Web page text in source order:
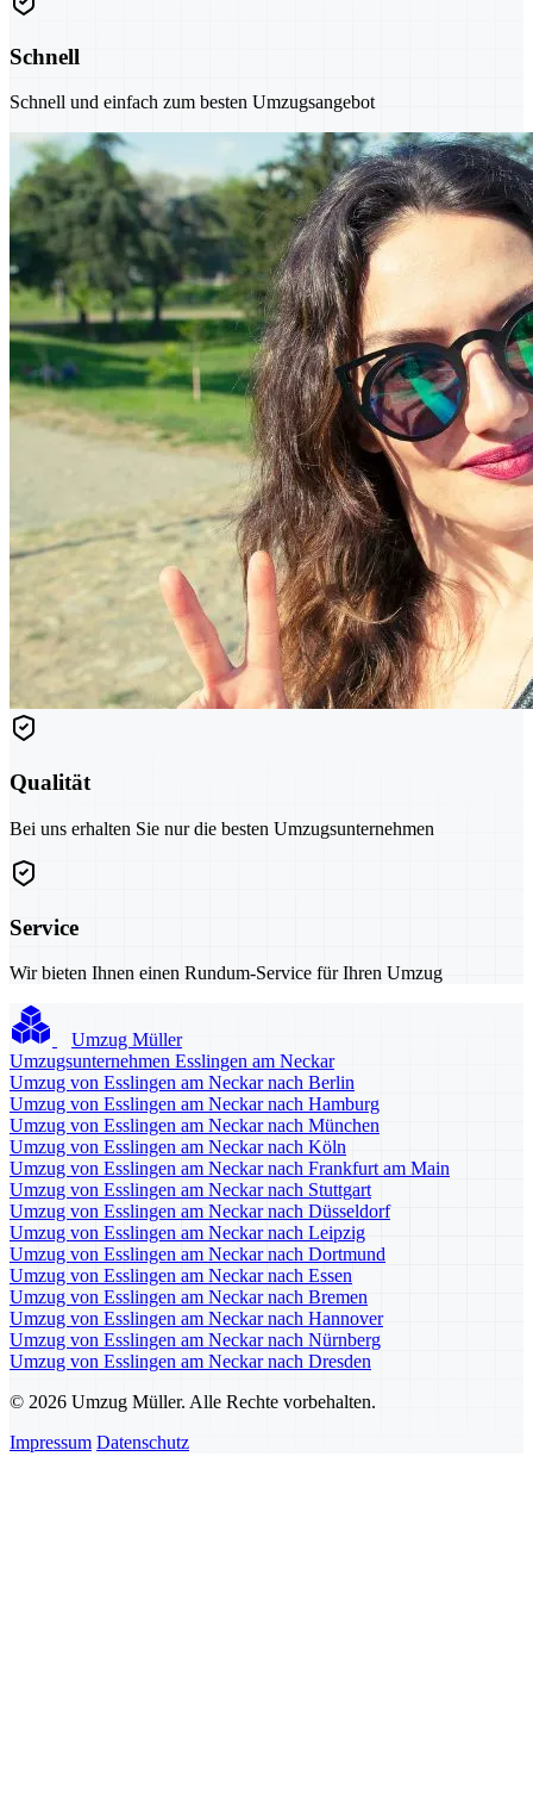
Schnell
Schnell und einfach zum besten Umzugsangebot
Qualität
Bei uns erhalten Sie nur die besten Umzugsunternehmen
Service
Wir bieten Ihnen einen Rundum-Service für Ihren Umzug
Umzug Müller
Umzugsunternehmen Esslingen am Neckar
Umzug von Esslingen am Neckar nach Berlin
Umzug von Esslingen am Neckar nach Hamburg
Umzug von Esslingen am Neckar nach München
Umzug von Esslingen am Neckar nach Köln
Umzug von Esslingen am Neckar nach Frankfurt am Main
Umzug von Esslingen am Neckar nach Stuttgart
Umzug von Esslingen am Neckar nach Düsseldorf
Umzug von Esslingen am Neckar nach Leipzig
Umzug von Esslingen am Neckar nach Dortmund
Umzug von Esslingen am Neckar nach Essen
Umzug von Esslingen am Neckar nach Bremen
Umzug von Esslingen am Neckar nach Hannover
Umzug von Esslingen am Neckar nach Nürnberg
Umzug von Esslingen am Neckar nach Dresden
© 2026 Umzug Müller. Alle Rechte vorbehalten.
Impressum Datenschutz